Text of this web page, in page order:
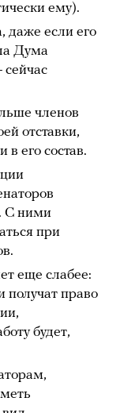
ему).
даже если его
Дума
сейчас
членов
отставки,
в его состав.
С ними
при
еще слабее:
получат право
будет,